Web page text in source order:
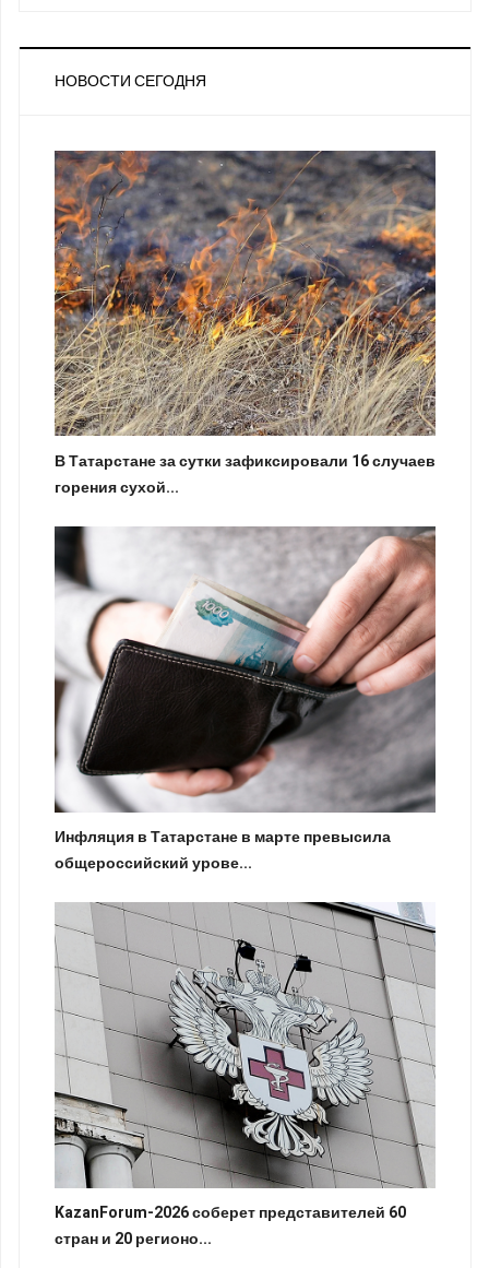
НОВОСТИ СЕГОДНЯ
В Татарстане за сутки зафиксировали 16 случаев
горения сухой...
Инфляция в Татарстане в марте превысила
общероссийский урове...
KazanForum-2026 соберет представителей 60
стран и 20 регионо...